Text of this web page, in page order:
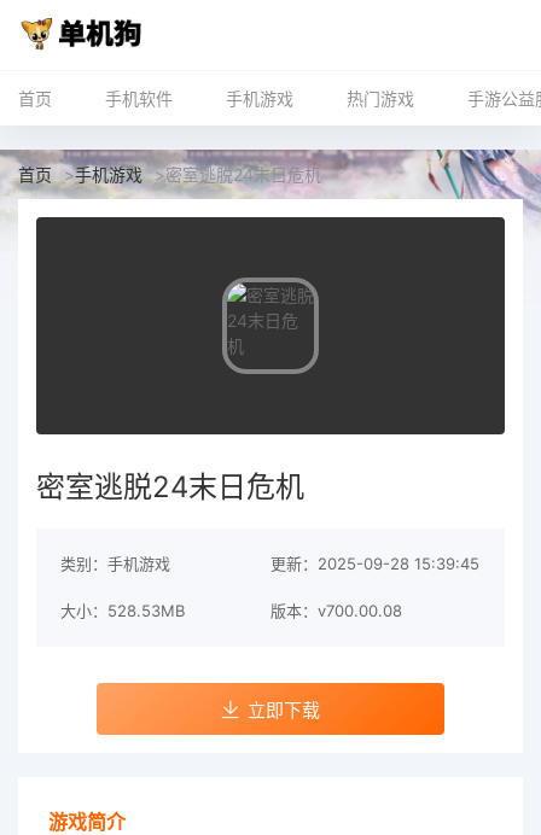
首页 手机软件 手机游戏 热门游戏 手游公益
首页 >手机游戏 >密室逃脱24末日危机
密室逃脱24末日危机
类别：手机游戏 更新：2025-09-28 15:39:45
大小：528.53MB 版本：v700.00.08
立即下载
游戏简介